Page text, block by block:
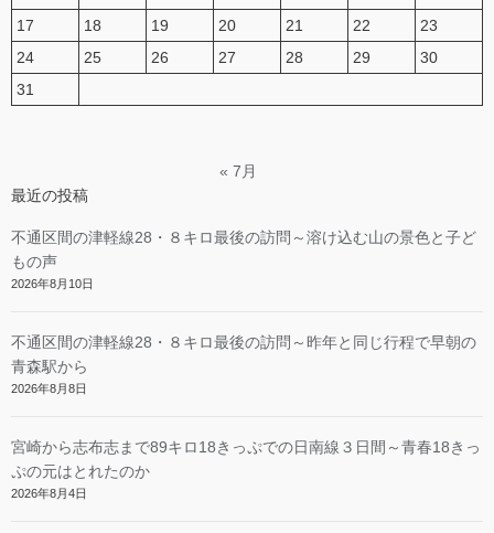
17
18 19 20 21 22
23
24
25 26 27 28 29
30
31
« 7月
最近の投稿
不通区間の津軽線28・８キロ最後の訪問～溶け込む山の景色と子ど
もの声
2026年8月10日
不通区間の津軽線28・８キロ最後の訪問～昨年と同じ行程で早朝の
青森駅から
2026年8月8日
宮崎から志布志まで89キロ18きっぷでの日南線３日間～青春18きっ
ぷの元はとれたのか
2026年8月4日